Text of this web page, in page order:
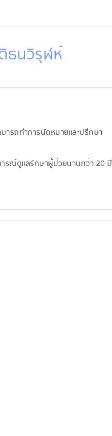
นวิรุฬห์
รถทำการนัดหมายและปรึกษา
รณ์ดูแลรักษาผู้ป่วยนานกว่า 20 ปี